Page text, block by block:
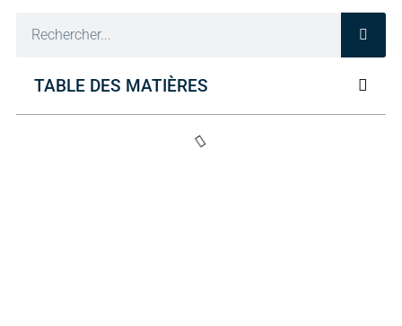
TABLE DES MATIÈRES